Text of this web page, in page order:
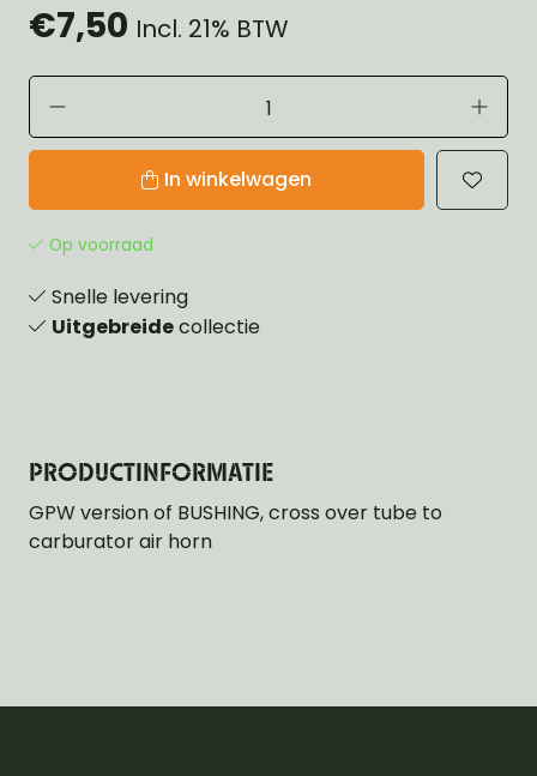
€7,50 Incl. 21% BTW
In winkelwagen
Op voorraad
Snelle levering
Uitgebreidecollectie
PRODUCTINFORMATIE
GPW version of BUSHING, cross over tube to
carburator air horn